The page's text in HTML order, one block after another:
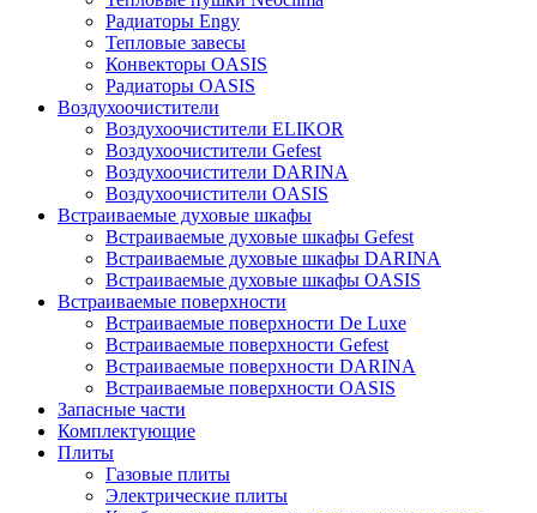
Радиаторы Engy
Тепловые завесы
Конвекторы OASIS
Радиаторы OASIS
Воздухоочистители
Воздухоочистители ELIKOR
Воздухоочистители Gefest
Воздухоочистители DARINA
Воздухоочистители OASIS
Встраиваемые духовые шкафы
Встраиваемые духовые шкафы Gefest
Встраиваемые духовые шкафы DARINA
Встраиваемые духовые шкафы OASIS
Встраиваемые поверхности
Встраиваемые поверхности De Luxe
Встраиваемые поверхности Gefest
Встраиваемые поверхности DARINA
Встраиваемые поверхности OASIS
Запасные части
Комплектующие
Плиты
Газовые плиты
Электрические плиты